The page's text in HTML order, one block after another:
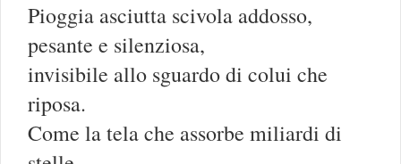
Pioggia asciutta scivola addosso,
pesante e silenziosa,
invisibile allo sguardo di colui che
riposa.
Come la tela che assorbe miliardi di